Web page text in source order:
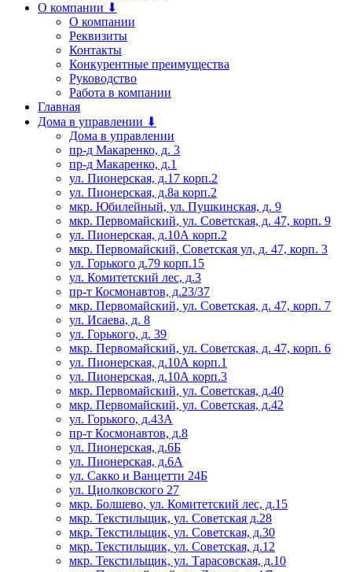
О компании ⬇
О компании
Реквизиты
Контакты
Конкурентные преимущества
Руководство
Работа в компании
Главная
Дома в управлении ⬇
Дома в управлении
пр-д Макаренко, д. 3
пр-д Макаренко, д.1
ул. Пионерская, д.17 корп.2
ул. Пионерская, д.8а корп.2
мкр. Юбилейный, ул. Пушкинская, д. 9
мкр. Первомайский, ул. Советская, д. 47, корп. 9
ул. Пионерская, д.10А корп.2
мкр. Первомайский, Советская ул, д. 47, корп. 3
ул. Горького д.79 корп.15
ул. Комитетский лес, д.3
пр-т Космонавтов, д.23/37
мкр. Первомайский, ул. Советская, д. 47, корп. 7
ул. Исаева, д. 8
ул. Горького, д. 39
мкр. Первомайский, ул. Советская, д. 47, корп. 6
ул. Пионерская, д.10А корп.1
ул. Пионерская, д.10А корп.3
мкр. Первомайский, ул. Советская, д.40
мкр. Первомайский, ул. Советская, д.42
ул. Горького, д.43А
пр-т Космонавтов, д.8
ул. Пионерская, д.6Б
ул. Пионерская, д.6А
ул. Сакко и Ванцетти 24Б
ул. Циолковского 27
мкр. Болшево, ул. Комитетский лес, д.15
мкр. Текстильщик, ул. Советская д.28
мкр. Текстильщик, ул. Советская, д.30
мкр. Текстильщик, ул. Советская, д.12
мкр. Текстильщик, ул. Тарасовская, д.10